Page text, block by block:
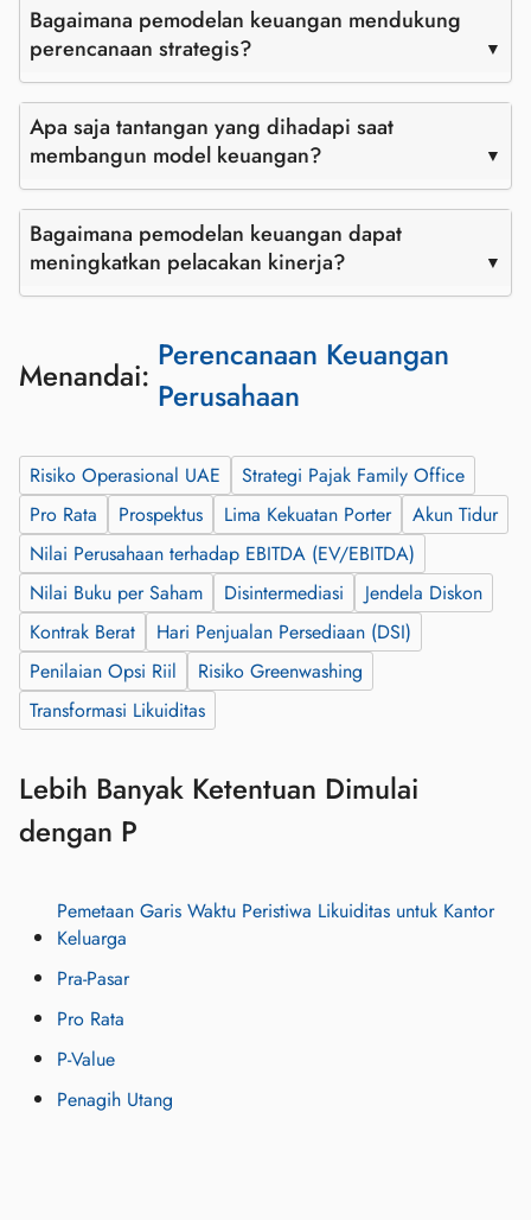
Bagaimana pemodelan keuangan mendukung
perencanaan strategis?
Apa saja tantangan yang dihadapi saat
membangun model keuangan?
Bagaimana pemodelan keuangan dapat
meningkatkan pelacakan kinerja?
Menandai: Perencanaan Keuangan
Perusahaan
Risiko Operasional UAE
Strategi Pajak Family Office
Pro Rata
Prospektus Lima Kekuatan Porter
Akun Tidur
Nilai Perusahaan terhadap EBITDA (EV/EBITDA)
Nilai Buku per Saham
Disintermediasi
Jendela Diskon
Kontrak Berat
Hari Penjualan Persediaan (DSI)
Penilaian Opsi Riil
Risiko Greenwashing
Transformasi Likuiditas
Lebih Banyak Ketentuan Dimulai
dengan P
Pemetaan Garis Waktu Peristiwa Likuiditas untuk Kantor
Keluarga
Pra-Pasar
Pro Rata
P-Value
Penagih Utang